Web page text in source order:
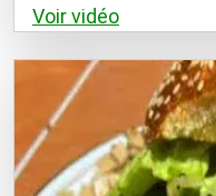
Voir vidéo